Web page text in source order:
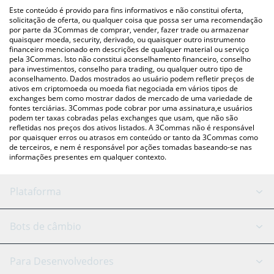
acima para verificar o último preço de Calaxy nas principais
moedas fiat e criptográficas.
Este conteúdo é provido para fins informativos e não constitui oferta,
solicitação de oferta, ou qualquer coisa que possa ser uma recomendação
por parte da 3Commas de comprar, vender, fazer trade ou armazenar
quaisquer moeda, security, derivado, ou quaisquer outro instrumento
financeiro mencionado em descrições de qualquer material ou serviço
pela 3Commas. Isto não constitui aconselhamento financeiro, conselho
para investimentos, conselho para trading, ou qualquer outro tipo de
aconselhamento. Dados mostrados ao usuário podem refletir preços de
ativos em criptomoeda ou moeda fiat negociada em vários tipos de
exchanges bem como mostrar dados de mercado de uma variedade de
fontes terciárias. 3Commas pode cobrar por uma assinatura,e usuários
podem ter taxas cobradas pelas exchanges que usam, que não são
refletidas nos preços dos ativos listados. A 3Commas não é responsável
por quaisquer erros ou atrasos em conteúdo or tanto da 3Commas como
de terceiros, e nem é responsável por ações tomadas baseando-se nas
informações presentes em qualquer contexto.
Plataforma
Bot GRID
Bots de câmbio
Binance
Para Desenvolvedores